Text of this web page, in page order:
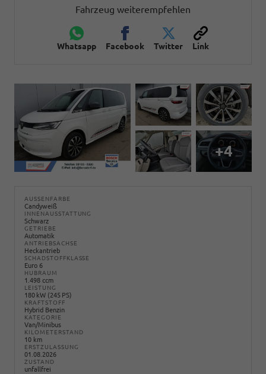
Fahrzeug weiterempfehlen
Whatsapp Facebook Twitter Link
+4
AUSSENFARBE
Candyweiß
INNENAUSSTATTUNG
Schwarz
GETRIEBE
Automatik
ANTRIEBSACHSE
Heckantrieb
SCHADSTOFFKLASSE
Euro 6
HUBRAUM
1.498 ccm
LEISTUNG
180 kW (245 PS)
KRAFTSTOFF
Hybrid Benzin
KATEGORIE
Van/Minibus
KILOMETERSTAND
10 km
ERSTZULASSUNG
01.08.2026
ZUSTAND
unfallfrei